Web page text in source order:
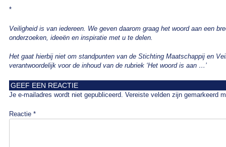
*
Veiligheid is van iedereen. We geven daarom graag het woord aan een
onderzoeken, ideeën en inspiratie met u te delen.
Het gaat hierbij niet om standpunten van de Stichting Maatschappij en
verantwoordelijk voor de inhoud van de rubriek ‘Het woord is aan …’
GEEF EEN REACTIE
Je e-mailadres wordt niet gepubliceerd. Vereiste velden zijn gemarkeerd
Reactie *